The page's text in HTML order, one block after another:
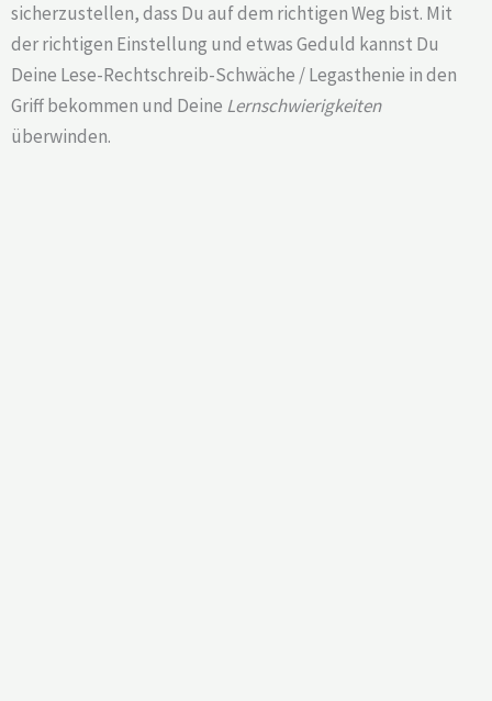
sicherzustellen, dass Du auf dem richtigen Weg bist. Mit
der richtigen Einstellung und etwas Geduld kannst Du
Deine Lese-Rechtschreib-Schwäche / Legasthenie in den
Griff bekommen und Deine Lernschwierigkeiten
überwinden.